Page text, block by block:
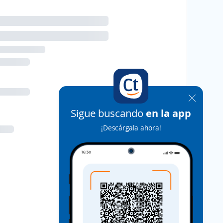
Sigue buscando en la app
¡Descárgala ahora!